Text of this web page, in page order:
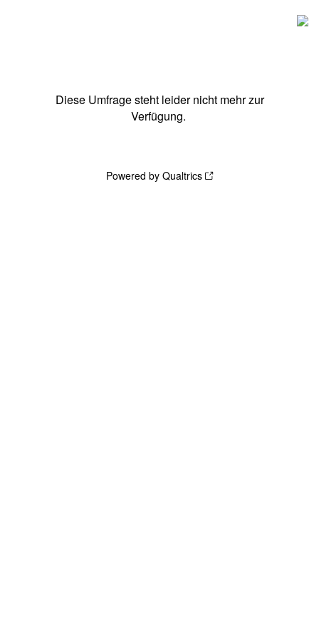
Diese Umfrage steht leider nicht mehr zur
Verfügung.
Powered by Qualtrics